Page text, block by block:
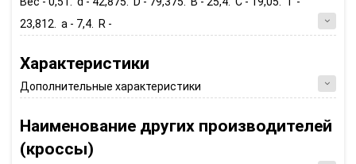
23,812. a - 7,4. R -
Характеристики
Дополнительные характеристики
Наименование других производителей
(кроссы)